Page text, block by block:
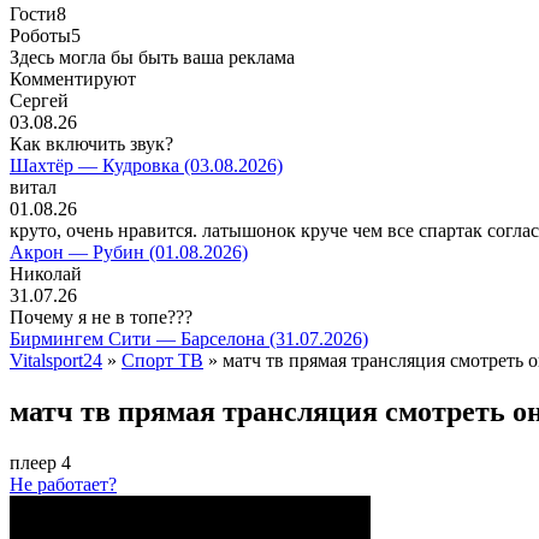
Гости8
Роботы5
Здесь могла бы быть ваша реклама
Комментируют
Сергей
03.08.26
Как включить звук?
Шахтёр — Кудровка (03.08.2026)
витал
01.08.26
круто, очень нравится. латышонок круче чем все спартак
Акрон — Рубин (01.08.2026)
Николай
31.07.26
Почему я не в топе???
Бирмингем Сити — Барселона (31.07.2026)
Vitalsport24 » Спорт ТВ » матч тв прямая трансляция смотреть
матч тв прямая трансляция смотреть
плеер 4
Не работает?